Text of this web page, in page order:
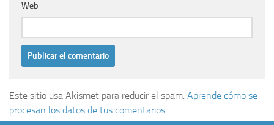
Web
Este sitio usa Akismet para reducir el spam. Aprende cómo se
procesan los datos de tus comentarios.